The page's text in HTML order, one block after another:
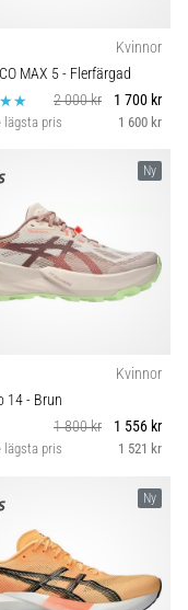
Kvinnor
MAX 5- Flerfärgad
2 000 kr
1 700 kr
lägsta pris 1 600 kr
Ny
Kvinnor
14- Brun
1 800 kr
1 556 kr
lägsta pris 1 521 kr
Ny